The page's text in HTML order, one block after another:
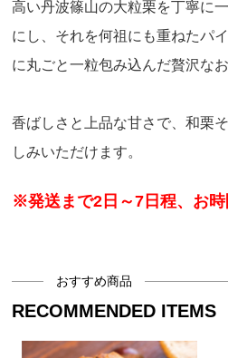
高い丹波篠山の大粒栗を丁寧に
にし、それを何祖にも重ねたパ
に丸ごと一粒包み込んだ贅沢なお
香ばしさと上品な甘さで、和栗
しみいただけます。
※発送まで2日～7日程、お時
おすすめ商品
RECOMMENDED ITEMS